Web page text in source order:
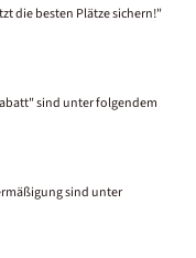
die besten Plätze sichern!"
sind unter folgendem
sind unter